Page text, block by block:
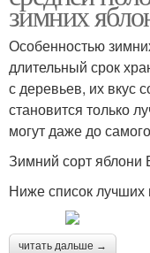
зимних
Особенностью
длительный срок
с деревьев, их вкус
становится только
могут даже до
Зимний сорт яблони
Ниже список лучших
читать дальше →